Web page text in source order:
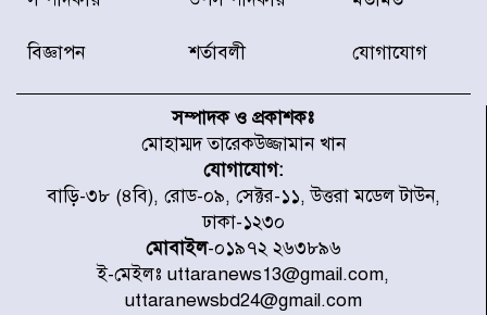
অফিসের সামনে দালাল চক্রের ১৩ জন
করেছে র‌্যাব-১
চূড়ান্ত পর্যায়ে : ইরান
প্রত্যেক অপরাধীর বিচার এ দেশেই
হবে, সে যত শক্তিশালীই হোক না কেন,
চট্টগ্রামে জুলাই গণঅভ্যুত্থান দিবসে
প্রতিমন্ত্রী মীর হেলাল
আগামী ৫ দিন বৃষ্টির আভাস
বিজ্ঞাপন শর্তাবলী যোগাযোগ
সম্পাদক ও প্রকাশকঃ
মোহাম্মদ তারেকউজ্জামান খান
যোগাযোগ:
বাড়ি-৩৮ (৪বি), রোড-০৯, সেক্টর-১১, উত্তরা মডেল টাউন,
ঢাকা-১২৩০
মোবাইল-০১৯৭২ ২৬৩৮৯৬
ই-মেইলঃ uttaranews13@gmail.com,
uttaranewsbd24@gmail.com